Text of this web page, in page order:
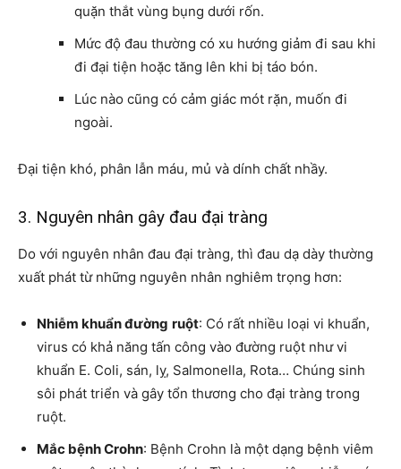
quặn thắt vùng bụng dưới rốn.
Mức độ đau thường có xu hướng giảm đi sau khi
đi đại tiện hoặc tăng lên khi bị táo bón.
Lúc nào cũng có cảm giác mót rặn, muốn đi
ngoài.
Đại tiện khó, phân lẫn máu, mủ và dính chất nhầy.
3. Nguyên nhân gây đau đại tràng
Do với nguyên nhân đau đại tràng, thì đau dạ dày thường
xuất phát từ những nguyên nhân nghiêm trọng hơn:
Nhiễm khuẩn đường ruột: Có rất nhiều loại vi khuẩn,
virus có khả năng tấn công vào đường ruột như vi
khuẩn E. Coli, sán, lỵ, Salmonella, Rota… Chúng sinh
sôi phát triển và gây tổn thương cho đại tràng trong
ruột.
Mắc bệnh Crohn: Bệnh Crohn là một dạng bệnh viêm